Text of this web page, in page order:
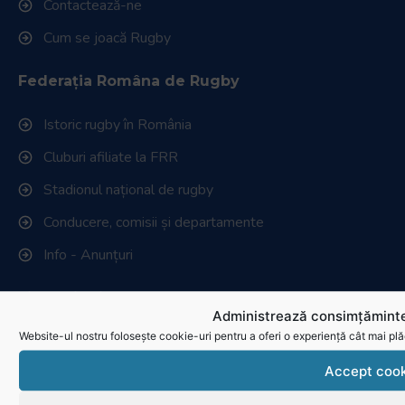
Administrează
Website-ul nostru folosește cookie-uri pentru a oferi o experiență cât mai
Accept
Contactează-ne
Cum se joacă Rugby
Federația Româna de Rugby
Istoric rugby în România
Cluburi afiliate la FRR
Stadionul național de rugby
Conducere, comisii și departamente
Info - Anunțuri
Download